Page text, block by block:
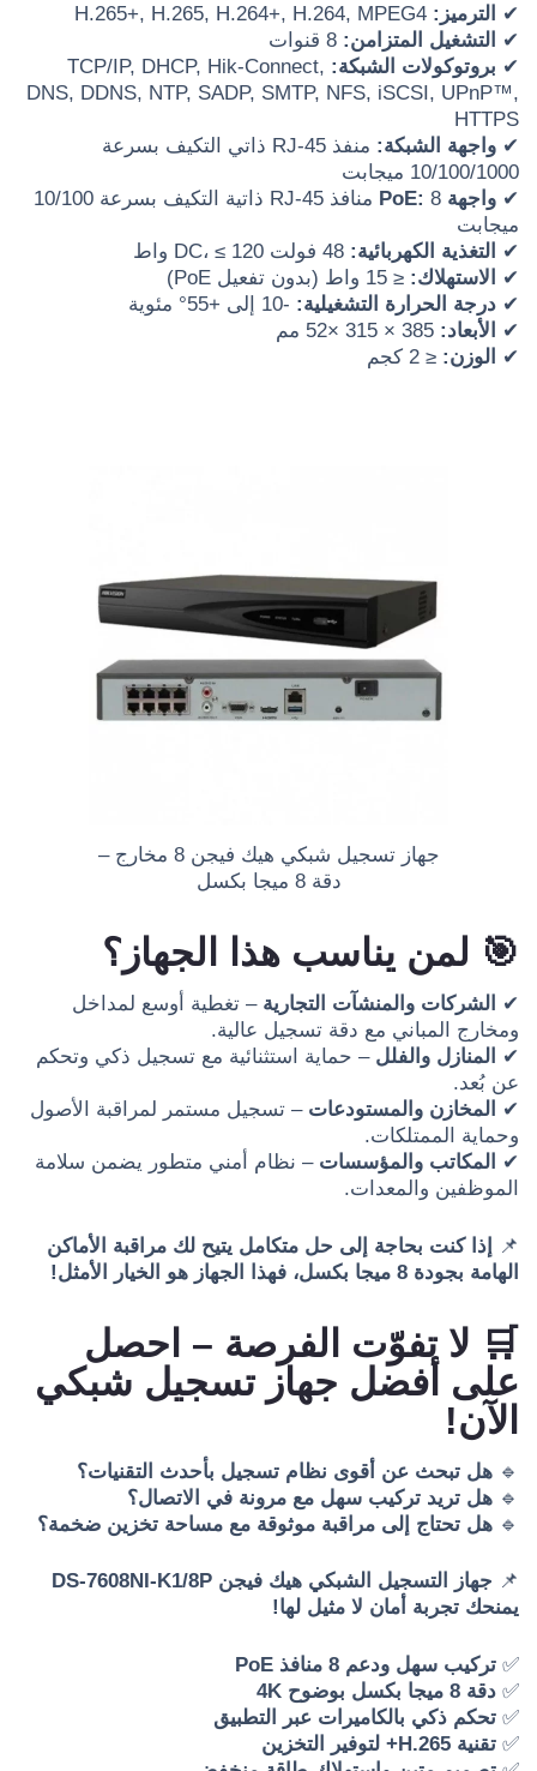
✔
الترميز:
✔
التشغيل المتزامن:
✔ بروتوكولات الشبكة: TCP/IP, DHCP, Hik-Connect,
DNS, DDNS, NTP, SADP, SMTP, NFS, iSCSI, UPnP™,
HTTPS
✔ واجهة الشبكة:
منفذ RJ-45 ذاتي التكيف بسرعة
10/100/1000 ميجابت
✔ واجهة PoE:
8 منافذ RJ-45 ذاتية التكيف بسرعة 10/100
ميجابت
✔
التغذية الكهربائية:
✔
الاستهلاك: ≤ 15 واط (بدون تفعيل PoE)
✔ درجة الحرارة التشغيلية: -10 إلى +55° مئوية
✔
الأبعاد:
✔
الوزن: ≤ 2 كجم
جهاز تسجيل شبكي هيك فيجن 8 مخارج –
دقة 8 ميجا بكسل
🎯 لمن يناسب هذا الجهاز؟
✔ الشركات والمنشآت التجارية – تغطية أوسع لمداخل
ومخارج المباني مع دقة تسجيل عالية.
✔
المنازل والفلل – حماية استثنائية مع تسجيل ذكي وتحكم
عن بُعد.
✔
المخازن والمستودعات – تسجيل مستمر لمراقبة الأصول
وحماية الممتلكات.
✔
المكاتب والمؤسسات – نظام أمني متطور يضمن سلامة
الموظفين والمعدات.
📌
إذا كنت بحاجة إلى حل متكامل يتيح لك مراقبة الأماكن
الهامة بجودة 8 ميجا بكسل، فهذا الجهاز هو الخيار الأمثل!
🛒 لا تفوّت الفرصة – احصل
على أفضل جهاز تسجيل شبكي
الآن!
🔹 هل تبحث عن أقوى نظام تسجيل بأحدث التقنيات؟
🔹 هل تريد تركيب سهل مع مرونة في الاتصال؟
🔹 هل تحتاج إلى مراقبة موثوقة مع مساحة تخزين ضخمة؟
📌
جهاز التسجيل الشبكي هيك فيجن DS-7608NI-K1/8P
يمنحك تجربة أمان لا مثيل لها!
✅ تركيب سهل ودعم 8 منافذ PoE
✅ دقة 8 ميجا بكسل بوضوح 4K
✅ تحكم ذكي بالكاميرات عبر التطبيق
✅ تقنية H.265+ لتوفير التخزين